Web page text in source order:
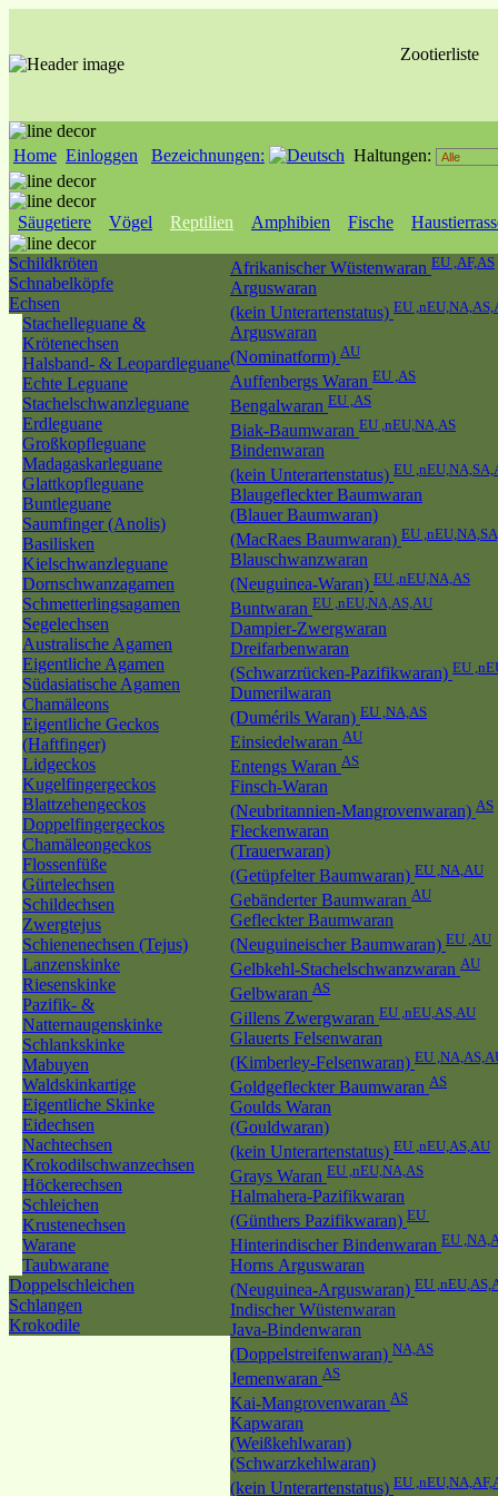
Zootierliste
Home Einloggen Bezeichnungen: Haltungen:
Säugetiere Vögel Reptilien Amphibien Fische
Schildkröten
Schnabelköpfe
Echsen
Stachelleguane &
Krötenechsen
Halsband- & Leopardleguane
Echte Leguane
Stachelschwanzleguane
Erdleguane
Großkopfleguane
Madagaskarleguane
Glattkopfleguane
Buntleguane
Saumfinger (Anolis)
Basilisken
Kielschwanzleguane
Dornschwanzagamen
Schmetterlingsagamen
Segelechsen
Australische Agamen
Eigentliche Agamen
Südasiatische Agamen
Chamäleons
Eigentliche Geckos
(Haftfinger)
Lidgeckos
Kugelfingergeckos
Blattzehengeckos
Doppelfingergeckos
Chamäleongeckos
Flossenfüße
Gürtelechsen
Schildechsen
Zwergtejus
Schienenechsen (Tejus)
Lanzenskinke
Riesenskinke
Pazifik- &
Natternaugenskinke
Schlankskinke
Mabuyen
Waldskinkartige
Eigentliche Skinke
Eidechsen
Nachtechsen
Krokodilschwanzechsen
Höckerechsen
Schleichen
Krustenechsen
Warane
Taubwarane
Doppelschleichen
Schlangen
Krokodile
Afrikanischer Wüstenwaran EU ,AF,AS
Arguswaran
(kein Unterartenstatus) EU
Arguswaran
(Nominatform) AU
Auffenbergs Waran EU ,AS
Bengalwaran EU ,AS
Biak-Baumwaran EU ,nEU,NA,AS
Bindenwaran
(kein Unterartenstatus) EU
Blaugefleckter Baumwaran
(Blauer Baumwaran)
(MacRaes Baumwaran) EU
Blauschwanzwaran
(Neuguinea-Waran) EU ,nEU,NA,AS
Buntwaran EU ,nEU,NA,AS,AU
Dampier-Zwergwaran
Dreifarbenwaran
(Schwarzrücken-Pazifikwaran) EU
Dumerilwaran
(Dumérils Waran) EU ,NA,AS
Einsiedelwaran AU
Entengs Waran AS
Finsch-Waran
(Neubritannien-Mangrovenwaran) AS
Fleckenwaran
(Trauerwaran)
(Getüpfelter Baumwaran) EU ,NA,AU
Gebänderter Baumwaran AU
Gefleckter Baumwaran
(Neuguineischer Baumwaran) EU ,AU
Gelbkehl-Stachelschwanzwaran AU
Gelbwaran AS
Gillens Zwergwaran EU ,nEU,AS,AU
Glauerts Felsenwaran
(Kimberley-Felsenwaran) EU
Goldgefleckter Baumwaran AS
Goulds Waran
(Gouldwaran)
(kein Unterartenstatus) EU ,nEU,AS,AU
Grays Waran EU ,nEU,NA,AS
Halmahera-Pazifikwaran
(Günthers Pazifikwaran) EU
Hinterindischer Bindenwaran EU
Horns Arguswaran
(Neuguinea-Arguswaran) EU
Indischer Wüstenwaran
Java-Bindenwaran
(Doppelstreifenwaran) NA,AS
Jemenwaran AS
Kai-Mangrovenwaran AS
Kapwaran
(Weißkehlwaran)
(Schwarzkehlwaran)
(kein Unterartenstatus) EU